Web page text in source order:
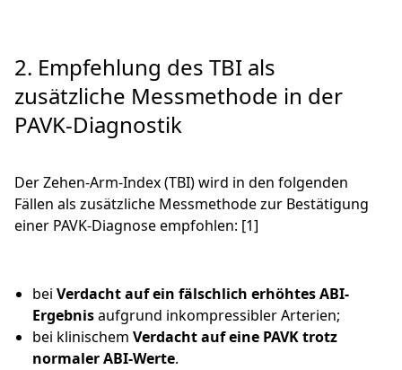
2. Empfehlung des TBI als
zusätzliche Messmethode in der
PAVK-Diagnostik
Der Zehen-Arm-Index (TBI) wird in den folgenden
Fällen als zusätzliche Messmethode zur Bestätigung
einer PAVK-Diagnose empfohlen: [1]
bei Verdacht auf ein fälschlich erhöhtes ABI-
Ergebnisaufgrund inkompressibler Arterien;
bei klinischem Verdacht auf eine PAVK trotz
normaler ABI-Werte.